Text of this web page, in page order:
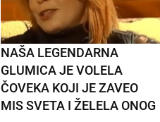
NAŠA LEGENDARNA
GLUMICA JE VOLELA
ČOVEKA KOJI JE ZAVEO
MIS SVETA I ŽELELA ONOG